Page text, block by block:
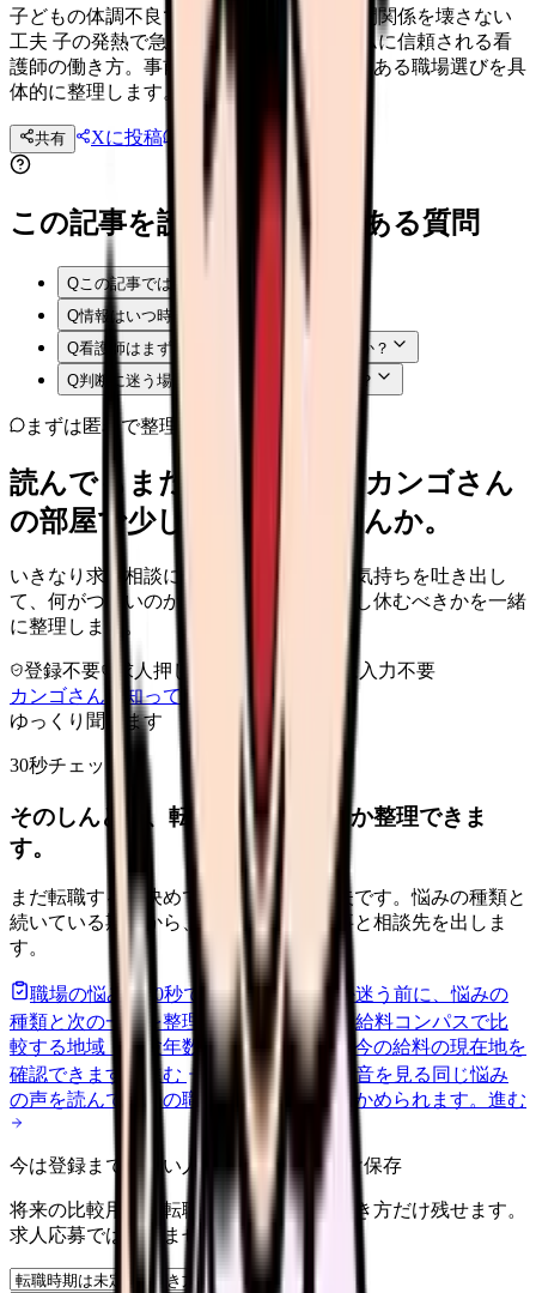
子どもの体調不良で頻繁に欠勤 職場の人間関係を壊さない
工夫 子の発熱で急な欠勤が続いてもチームに信頼される看
護師の働き方。事前準備・引き継ぎ・理解ある職場選びを具
体的に整理します。
共有 Xに投稿 LINE 投稿文コピー
この記事を読む前後によくある質問
Qこの記事では何を確認できますか？
Q情報はいつ時点のものですか？
Q看護師はまず何から確認すればよいですか？
Q判断に迷う場合はどうすればよいですか？
まずは匿名で整理
読んでもまだ苦しいなら、カンゴさん
の部屋で少し話してみませんか。
いきなり求人相談には進みません。今の気持ちを吐き出し
て、何がつらいのか、辞めるべきか、少し休むべきかを一緒
に整理します。
登録不要 求人押し売りなし
病院名は入力不要
カンゴさんを知ってから相談する
ゆっくり聞きます
30秒チェック
そのしんどさ、転職すべきサインか整理できま
す。
まだ転職すると決めていなくても大丈夫です。悩みの種類と
続いている期間から、次に見るべき記事と相談先を出しま
す。
職場の悩みを30秒で診断辞めるべきか迷う前に、悩みの
種類と次の一歩を整理します。進む
給料コンパスで比
較する地域・経験年数・施設形態から、今の給料の現在地を
確認できます。
進む 匿名掲示板で本音を見る 同じ悩み
の声を読んで、今の職場だけの問題か確かめられます。 進む
今は登録までしない人向け: 希望条件だけ保存
将来の比較用に、転職時期と気になる働き方だけ残せます。
求人応募ではありません。